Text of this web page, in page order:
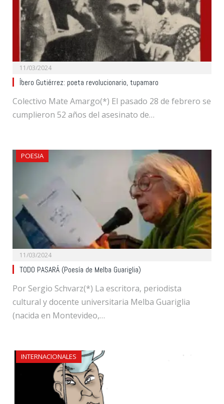
11/03/2024
Íbero Gutiérrez: poeta revolucionario, tupamaro
Colectivo Mate Amargo(*) El pasado 28 de febrero se
cumplieron 52 años del asesinato de…
POESIA
11/03/2024
TODO PASARÁ (Poesía de Melba Guariglia)
Por Sergio Schvarz(*) La escritora, periodista
cultural y docente universitaria Melba Guariglia
(nacida en Montevideo,…
INTERNACIONALES